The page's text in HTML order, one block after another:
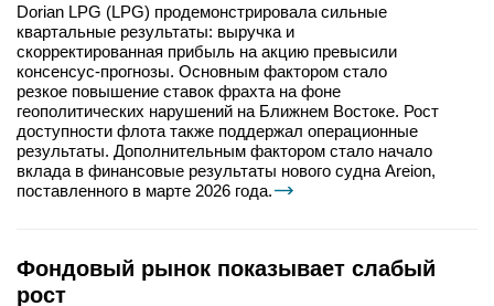
Dorian LPG (LPG) продемонстрировала сильные
квартальные результаты: выручка и
скорректированная прибыль на акцию превысили
консенсус-прогнозы. Основным фактором стало
резкое повышение ставок фрахта на фоне
геополитических нарушений на Ближнем Востоке. Рост
доступности флота также поддержал операционные
результаты. Дополнительным фактором стало начало
вклада в финансовые результаты нового судна Areion,
поставленного в марте 2026 года.
Фондовый рынок показывает слабый
рост